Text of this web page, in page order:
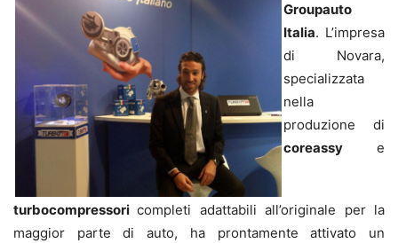
Groupauto
Italia. L’impresa
di Novara,
specializzata
nella
produzione di
coreassy e
turbocompressoricompleti adattabili all’originale per la
maggior parte di auto, ha prontamente attivato un